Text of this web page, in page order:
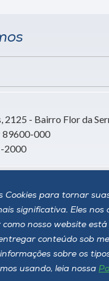
Cookies para tornar
significativa. Eles nos
nosso website está
conteúdo sob
sobre os
usando, leia nossa
2125 - Bairro Flor da
89600-000
2000